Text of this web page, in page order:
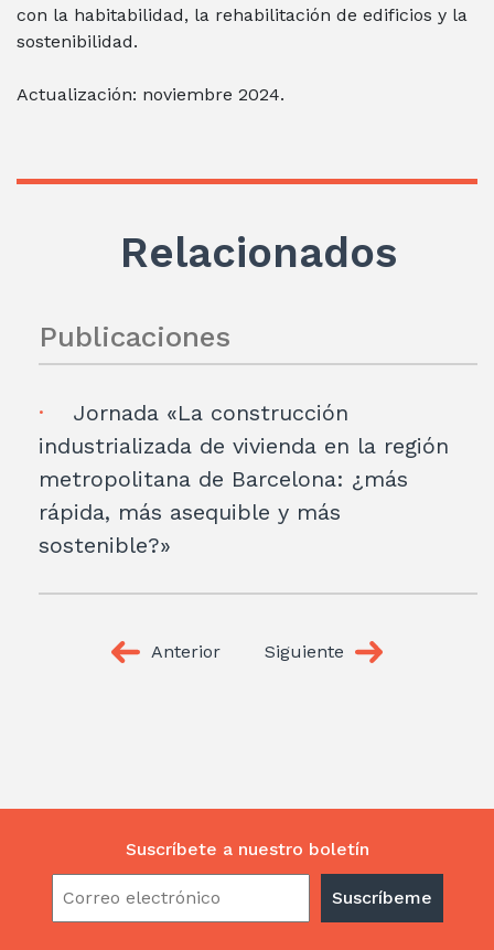
con la habitabilidad, la rehabilitación de edificios y la
sostenibilidad.
Actualización: noviembre 2024.
Relacionados
Publicaciones
Jornada «La construcción
industrializada de vivienda en la región
metropolitana de Barcelona: ¿más
rápida, más asequible y más
sostenible?»
Anterior Siguiente
Suscríbete a nuestro boletín